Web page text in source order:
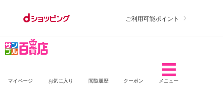
ご利用可能ポイント
マイページ お気に入り 閲覧履歴 クーポン メニュー